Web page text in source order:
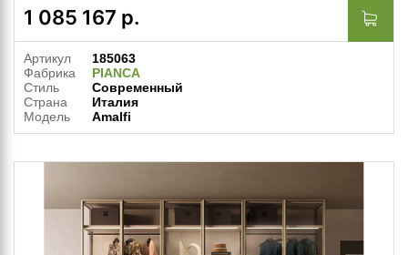
1 085 167 р.
Артикул
185063
Фабрика
PIANCA
Стиль
Современный
Страна
Италия
Модель
Amalfi